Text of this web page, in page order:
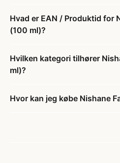
Hvad er EAN / Produktid for
(100 ml)?
Hvilken kategori tilhører
ml)?
Hvor kan jeg købe Nishane